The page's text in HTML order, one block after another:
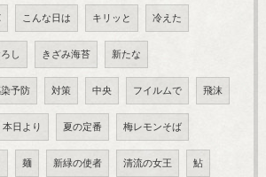
こんな日は キリッと 冷えた
し きざみ海苔 新たな
予防 対策 中央 フイルムで 飛沫
本日より 夏の定番 梅レモンそば
麺 新緑の使者 清流の女王 鮎